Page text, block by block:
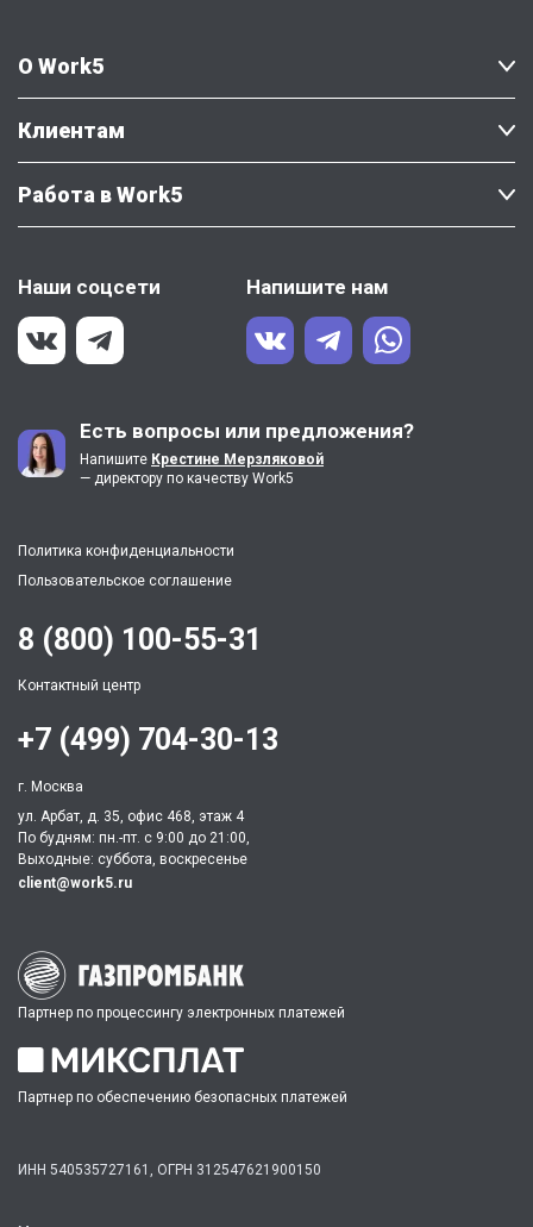
О Work5
Клиентам
Работа в Work5
Наши соцсети Напишите нам
Есть вопросы или предложения?
Напишите Крестине Мерзляковой
— директору по качеству Work5
Политика конфиденциальности
Пользовательское соглашение
Партнер по процессингу электронных платежей
Партнер по обеспечению безопасных платежей
ИНН 540535727161, ОГРН 312547621900150
8 (800) 100-55-31
Контактный центр
+7 (499) 704-30-13
г. Москва
ул. Арбат, д. 35, офис 468, этаж 4
По будням: пн.-пт. c 9:00 до 21:00,
Выходные: суббота, воскресенье
client@work5.ru